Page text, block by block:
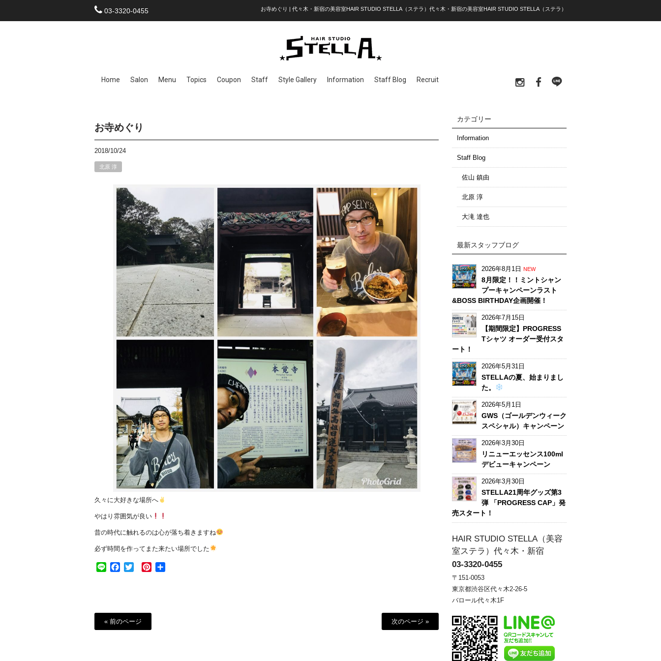
03-3320-0455 お寺めぐり | 代々木・新宿の美容室HAIR STUDIO STELLA（ステラ）代々木・新宿の美容室HAIR STUDIO STELLA（ステラ）
Home Salon Menu Topics Coupon Staff Style Gallery Information Staff Blog Recruit
お寺めぐり
2018/10/24
北原 淳
久々に大好きな場所へ
やはり雰囲気が良い
昔の時代に触れるのは心が落ち着きますね
必ず時間を作ってまた来たい場所でした
Line Facebook
Twitter Pinterest
« 前のページ 次のページ »
カテゴリー
Information
Staff Blog
佐山 鎮由
北原 淳
大滝 達也
最新スタッフブログ
2026年8月1日 NEW
8月限定！！ミントシャン
プーキャンペーンラスト
&BOSS BIRTHDAY企画開催！
2026年7月15日
【期間限定】PROGRESS
Tシャツ オーダー受付スタ
ート！
2026年5月31日
STELLAの夏、始まりまし
た。
2026年5月1日
GWS（ゴールデンウィーク
スペシャル）キャンペーン
2026年3月30日
リニューエッセンス100ml
デビューキャンペーン
2026年3月30日
STELLA21周年グッズ第3
弾 「PROGRESS CAP」発
売スタート！
HAIR STUDIO STELLA（美容
室ステラ）代々木・新宿
03-3320-0455
〒151-0053
東京都渋谷区代々木2-26-5
バロール代々木1F